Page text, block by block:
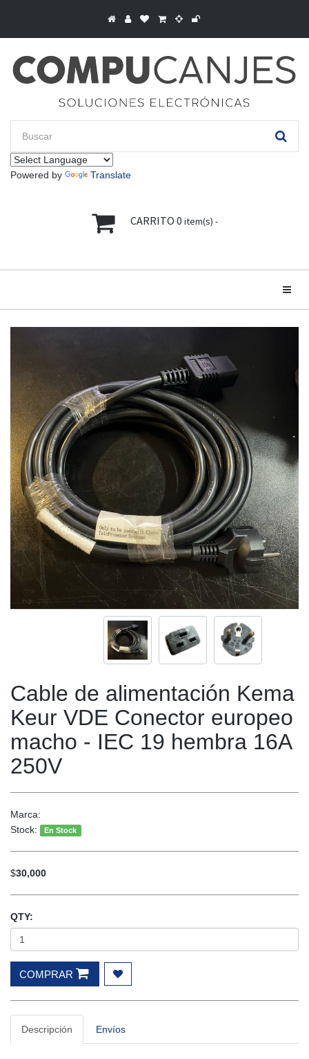
Powered by Translate
CARRITO 0 item(s) -
Cable de alimentación Kema
Keur VDE Conector europeo
macho - IEC 19 hembra 16A
250V
Marca:
Stock:
En Stock
$30,000
QTY:
COMPRAR
Descripción Envíos